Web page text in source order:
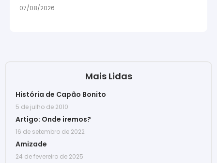
07/08/2026
Mais Lidas
História de Capão Bonito
5 de julho de 2010
Artigo: Onde iremos?
16 de setembro de 2022
Amizade
24 de fevereiro de 2025